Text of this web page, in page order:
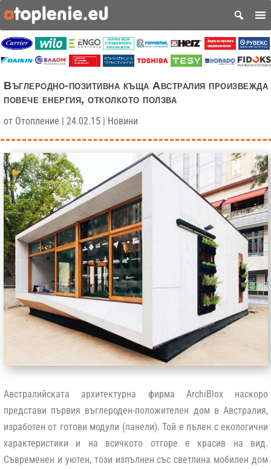
Въглеродно-позитивна къща Австралия произвежда
повече енергия, отколкото ползва
от Отопление | 24.02.15 | Новини
Австралийската архитектурна фирма ArchiBlox наскоро
представи първия въглероден-положителен дом в Австралия,
изработен от готови модули (панели). Той е пълен с екологични
характеристики и на всичкото отгоре е красив на вид.
Съвременен и уютен, този изпълнен със светлина мобилен дом